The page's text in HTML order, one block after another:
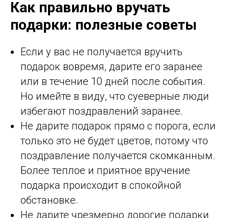
Как правильно вручать
подарки: полезные советы
Если у вас не получается вручить
подарок вовремя, дарите его заранее
или в течение 10 дней после события.
Но имейте в виду, что суеверные люди
избегают поздравлений заранее.
Не дарите подарок прямо с порога, если
только это не будет цветов, потому что
поздравление получается скомканным.
Более теплое и приятное вручение
подарка происходит в спокойной
обстановке.
Не дарите чрезмерно дорогие подарки